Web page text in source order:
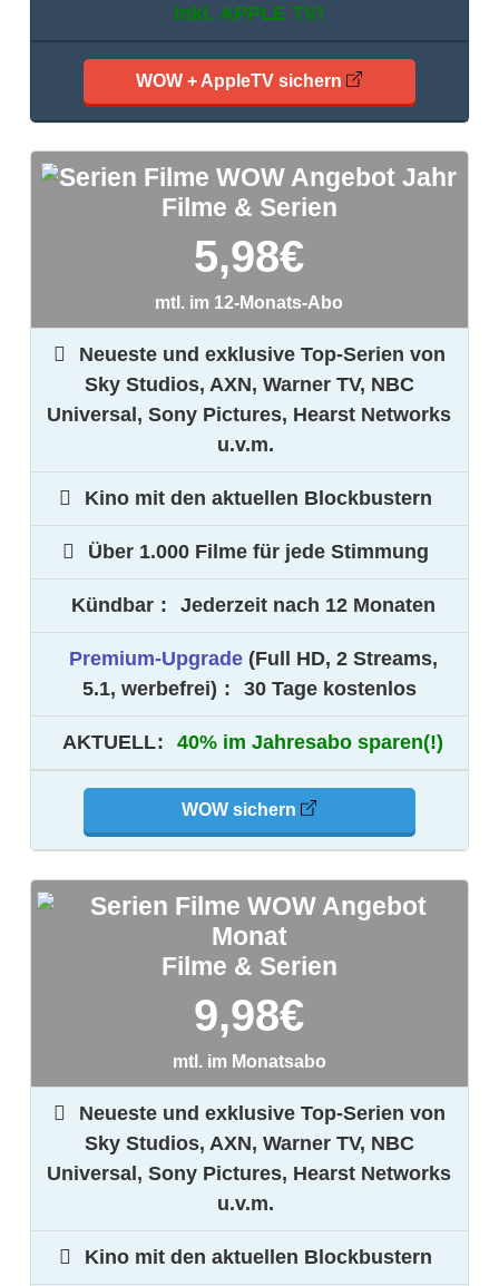
inkl.APPLE TV!
WOW + AppleTV sichern
Filme & Serien
5,98€
mtl. im 12-Monats-Abo
Neueste und exklusive Top-Serien von
Sky Studios, AXN, Warner TV, NBC
Universal, Sony Pictures, Hearst Networks
u.v.m.
Kino mit den aktuellen Blockbustern
Über 1.000 Filme für jede Stimmung
Kündbar : Jederzeit nach 12 Monaten
Premium-Upgrade(Full HD, 2 Streams,
5.1, werbefrei) : 30 Tage kostenlos
AKTUELL: 40% im Jahresabo sparen(!)
WOW sichern
Filme & Serien
9,98€
mtl. im Monatsabo
Neueste und exklusive Top-Serien von
Sky Studios, AXN, Warner TV, NBC
Universal, Sony Pictures, Hearst Networks
u.v.m.
Kino mit den aktuellen Blockbustern